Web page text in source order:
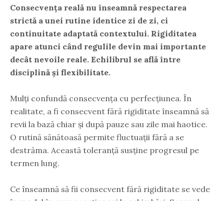
Consecvența reală nu înseamnă respectarea
strictă a unei rutine identice zi de zi, ci
continuitate adaptată contextului. Rigiditatea
apare atunci când regulile devin mai importante
decât nevoile reale. Echilibrul se află între
disciplină și flexibilitate.
Mulți confundă consecvența cu perfecțiunea. În
realitate, a fi consecvent fără rigiditate înseamnă să
revii la bază chiar și după pauze sau zile mai haotice.
O rutină sănătoasă permite fluctuații fără a se
destrăma. Această toleranță susține progresul pe
termen lung.
Ce înseamnă să fii consecvent fără rigiditate se vede